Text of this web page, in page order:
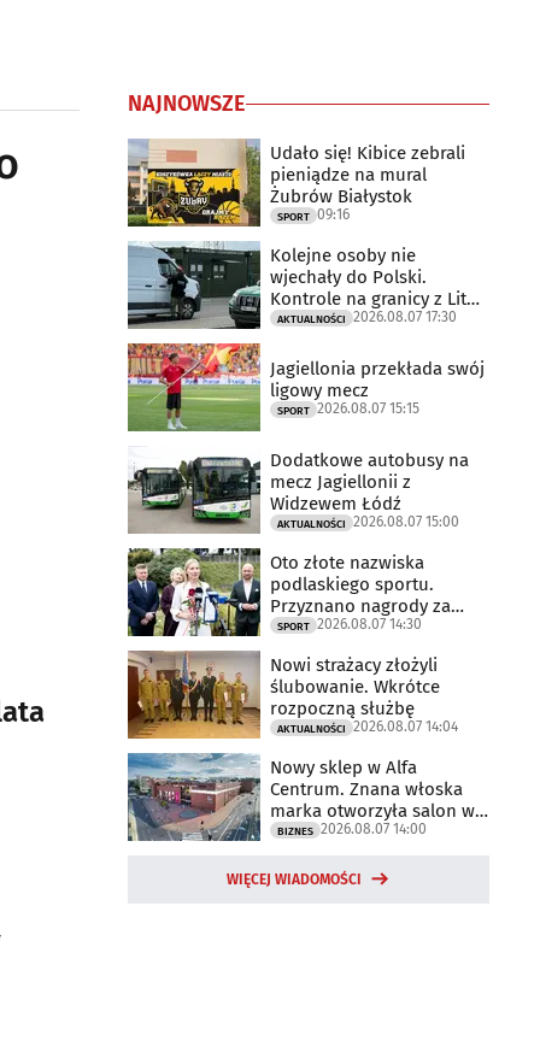
NAJNOWSZE
Udało się! Kibice zebrali
pieniądze na mural
Żubrów Białystok
SPORT 09:16
Kolejne osoby nie
wjechały do Polski.
Kontrole na granicy z Litwą
trwają
AKTUALNOŚCI 2026.08.07 17:30
Jagiellonia przekłada swój
ligowy mecz
SPORT 2026.08.07 15:15
Dodatkowe autobusy na
mecz Jagiellonii z
Widzewem Łódź
AKTUALNOŚCI 2026.08.07 15:00
Oto złote nazwiska
podlaskiego sportu.
Przyznano nagrody za
2025 rok
SPORT 2026.08.07 14:30
Nowi strażacy złożyli
ślubowanie. Wkrótce
rozpoczną służbę
AKTUALNOŚCI 2026.08.07 14:04
Nowy sklep w Alfa
Centrum. Znana włoska
marka otworzyła salon w
Białymstoku
BIZNES 2026.08.07 14:00
WIĘCEJ WIADOMOŚCI